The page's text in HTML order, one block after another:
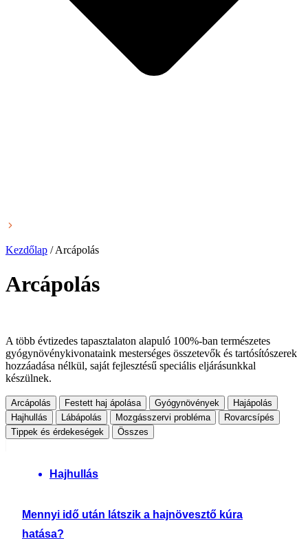
Kezdőlap /Arcápolás
Arcápolás
A több évtizedes tapasztalaton alapuló 100%-ban természetes
gyógynövénykivonataink mesterséges összetevők és tartósítószerek
hozzáadása nélkül, saját fejlesztésű speciális eljárásunkkal
készülnek.
Arcápolás Festett haj ápolása Gyógynövények
Hajápolás
Hajhullás
Lábápolás Mozgásszervi probléma
Rovarcsípés
Tippek és érdekeségek
Összes
Hajhullás
Mennyi idő után látszik a hajnövesztő kúra
hatása?